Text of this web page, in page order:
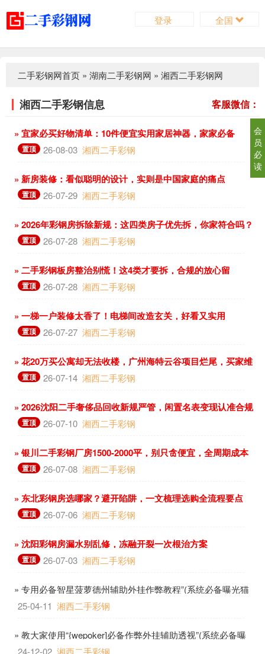
全国
登录
二手彩钢网首页 » 湖南二手彩钢网 » 湘西二手彩钢网
湘西二手彩钢信息 客服微信：
» 宜家必买好物清单：10件便宜实用家居神器，家家必备
置顶 26-08-03 湘西二手彩钢
» 新房装修：看似聪明的设计，实则是中国家庭的痛点
置顶 26-07-29 湘西二手彩钢
» 2026年彩钢房拆除新规：这四类房子优先拆，你家符合吗？
置顶 26-07-28 湘西二手彩钢
» 二手彩钢板房整治别慌！这4类才要拆，合规的放心留
置顶 26-07-28 湘西二手彩钢
» 一梯一户装修太香了！电梯间改造玄关，好看又实用
置顶 26-07-27 湘西二手彩钢
» 花20万买公寓却无法收楼，广州海特云谷项目烂尾，买家维
权难
置顶 26-07-14 湘西二手彩钢
» 2026沈阳二手奢侈品回收新规严管，闲置名表变现认准合规
店置顶 26-07-10 湘西二手彩钢
» 银川二手彩钢厂房1500-2000平，别只贪便宜，全周期成本
更关键
置顶 26-07-08 湘西二手彩钢
» 东北彩钢房选哪家？避开陷阱，一文梳理选购全流程要点
置顶 26-07-06 湘西二手彩钢
» 沈阳彩钢房漏水别乱修，冻融开裂一次根治方案
置顶 26-07-03 湘西二手彩钢
» 专用必备智星菠萝德州辅助外挂作弊教程”(系统必备曝光猫
25-04-11 湘西二手彩钢
» 教大家使用“{wepoker]必备作弊外挂辅助透视”(系统必备曝
24-12-02 湘西二手彩钢
会
员
必
读